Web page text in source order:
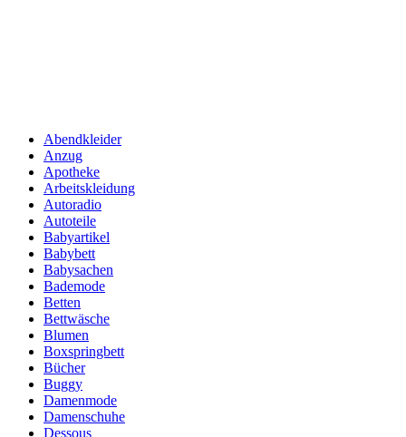
Abendkleider
Anzug
Apotheke
Arbeitskleidung
Autoradio
Autoteile
Babyartikel
Babybett
Babysachen
Bademode
Betten
Bettwäsche
Blumen
Boxspringbett
Bücher
Buggy
Damenmode
Damenschuhe
Dessous